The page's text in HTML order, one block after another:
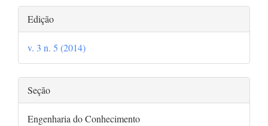
Detalhes
do
artigo
Edição
v. 3 n. 5 (2014)
Seção
Engenharia do Conhecimento